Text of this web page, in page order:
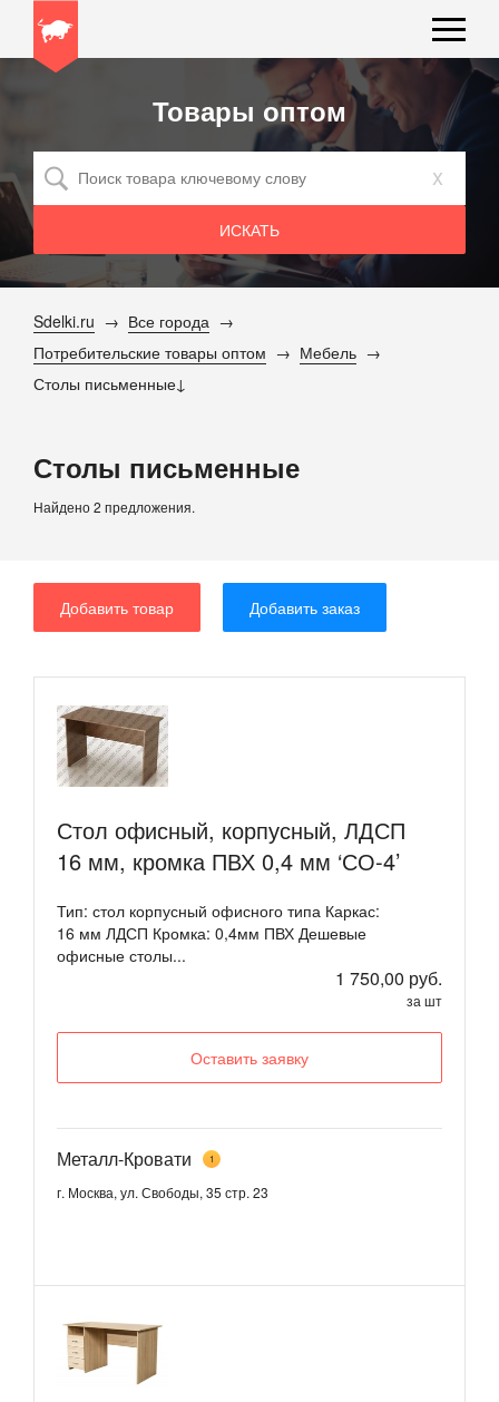
Товары оптом
x
Sdelki.ru
Все города
Потребительские товары оптом
Мебель
Столы письменные
Столы письменные
Найдено 2 предложения.
Добавить товар Добавить заказ
Стол офисный, корпусный, ЛДСП
16 мм, кромка ПВХ 0,4 мм ‘СО-4’
Тип: стол корпусный офисного типа Каркас:
16 мм ЛДСП Кромка: 0,4мм ПВХ Дешевые
офисные столы...
1 750,00 руб.
за шт
Оставить заявку
Металл-Кровати 1
г. Москва, ул. Свободы, 35 стр. 23